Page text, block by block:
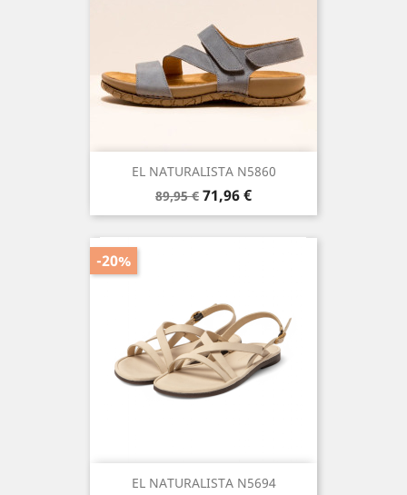
EL NATURALISTA N5860
Precio
base
89,95 € Precio
71,96 €
EL NATURALISTA N5694
-20%